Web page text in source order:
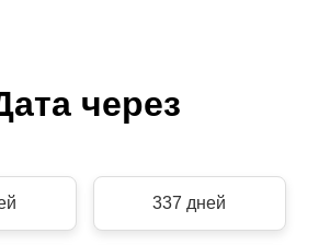
через
337 дней